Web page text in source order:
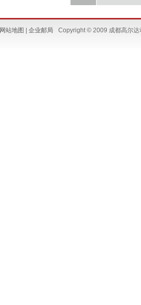
网站地图 企业邮局 Copyright © 2009 成都高尔达